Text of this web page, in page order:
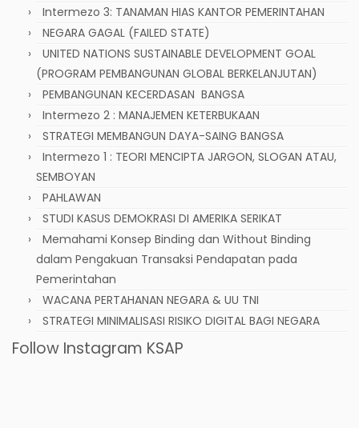
Intermezo 3: TANAMAN HIAS KANTOR PEMERINTAHAN
NEGARA GAGAL (FAILED STATE)
UNITED NATIONS SUSTAINABLE DEVELOPMENT GOAL
(PROGRAM PEMBANGUNAN GLOBAL BERKELANJUTAN)
PEMBANGUNAN KECERDASAN BANGSA
Intermezo 2 : MANAJEMEN KETERBUKAAN
STRATEGI MEMBANGUN DAYA-SAING BANGSA
Intermezo 1 : TEORI MENCIPTA JARGON, SLOGAN ATAU,
SEMBOYAN
PAHLAWAN
STUDI KASUS DEMOKRASI DI AMERIKA SERIKAT
Memahami Konsep Binding dan Without Binding
dalam Pengakuan Transaksi Pendapatan pada
Pemerintahan
WACANA PERTAHANAN NEGARA & UU TNI
STRATEGI MINIMALISASI RISIKO DIGITAL BAGI NEGARA
Follow Instagram KSAP